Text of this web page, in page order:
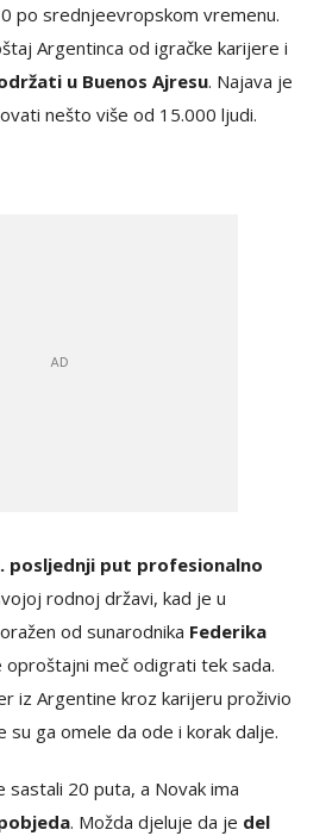
po srednjeevropskom vremenu.
Argentinca od igračke karijere i
u Buenos Ajresu. Najava je
nešto više od 15.000 ljudi.
posljednji put profesionalno
rodnoj državi, kad je u
od sunarodnika Federika
oproštajni meč odigrati tek sada.
iz Argentine kroz karijeru proživio
ga omele da ode i korak dalje.
sastali 20 puta, a Novak ima
. Možda djeluje da je del